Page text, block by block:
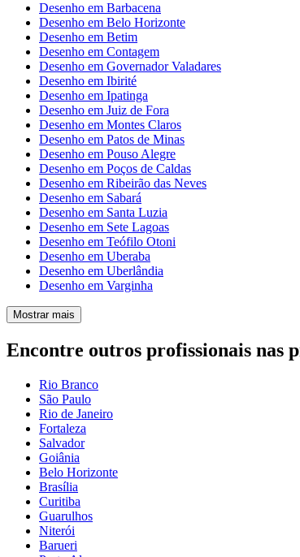
Desenho em Barbacena
Desenho em Belo Horizonte
Desenho em Betim
Desenho em Contagem
Desenho em Governador Valadares
Desenho em Ibirité
Desenho em Ipatinga
Desenho em Juiz de Fora
Desenho em Montes Claros
Desenho em Patos de Minas
Desenho em Pouso Alegre
Desenho em Poços de Caldas
Desenho em Ribeirão das Neves
Desenho em Sabará
Desenho em Santa Luzia
Desenho em Sete Lagoas
Desenho em Teófilo Otoni
Desenho em Uberaba
Desenho em Uberlândia
Desenho em Varginha
Mostrar mais
Encontre outros profissionais nas
Rio Branco
São Paulo
Rio de Janeiro
Fortaleza
Salvador
Goiânia
Belo Horizonte
Brasília
Curitiba
Guarulhos
Niterói
Barueri